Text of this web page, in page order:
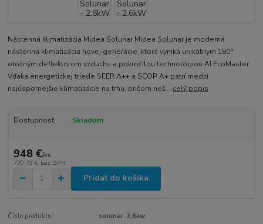
Nástenná klimatizácia Midea Solunar Midea Solunar je moderná
nástenná klimatizácia novej generácie, ktorá vyniká unikátnym 180°
otočným deflektorom vzduchu a pokročilou technológiou AI EcoMaster.
Vďaka energetickej triede SEER A++ a SCOP A+ patrí medzi
najúspornejšie klimatizácie na trhu, pričom neš... celý popis
Dostupnosť Skladom
948 €/ks
770,73 € bez DPH
Pridať do košíka
Číslo produktu: solunar-2,6kw